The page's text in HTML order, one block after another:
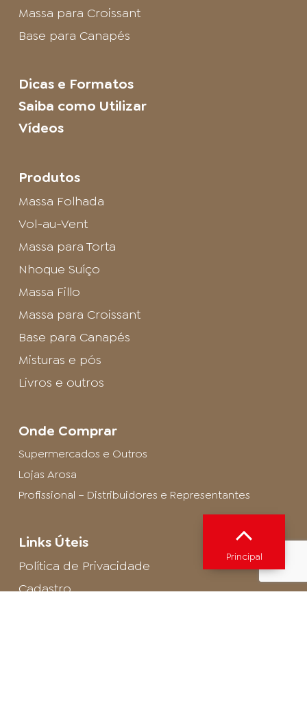
Massa para Croissant
Base para Canapés
Dicas e Formatos
Saiba como Utilizar
Vídeos
Produtos
Massa Folhada
Vol-au-Vent
Massa para Torta
Nhoque Suíço
Massa Fillo
Massa para Croissant
Base para Canapés
Misturas e pós
Livros e outros
Onde Comprar
Supermercados e Outros
Lojas Arosa
Profissional – Distribuidores e Representantes
Links Úteis
Política de Privacidade
Cadastro
Principal